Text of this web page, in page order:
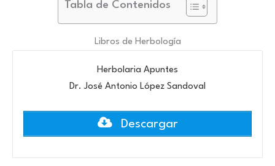
Tabla de Contenidos
Libros de Herbología
Herbolaria Apuntes
Dr. José Antonio López Sandoval
Descargar